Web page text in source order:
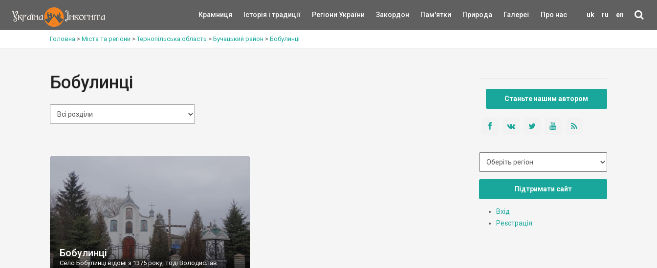
uk ru en
Крамниця Історія і традиції Регіони України Закордон Пам'ятки Природа Галереї Про нас
Головна > Міста та регіони >Тернопільська область > Бучацький район > Бобулинці
Бобулинці
Бобулинці
Село Бобулинці відомі з 1375 року, тоді Володислав
Станьте нашим автором
Підтримати сайт
Вхід
Реєстрація